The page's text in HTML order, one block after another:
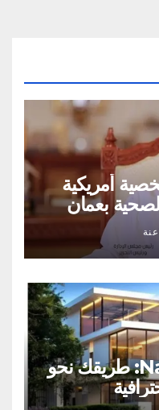
أمريكية
بعمان
شركة Nations of Sky: طريقك نحو